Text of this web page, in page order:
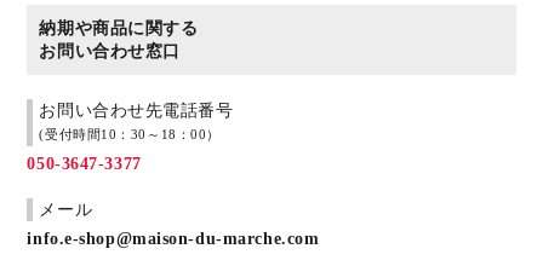
納期や商品に関する
お問い合わせ窓口
お問い合わせ先電話番号
(受付時間10：30～18：00）
050-3647-3377
メール
info.e-shop@maison-du-marche.com